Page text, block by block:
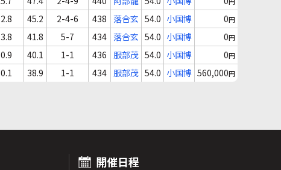
2.8 45.2 2-4-6 438 落合玄 54.0 小国博 0円
3.8 41.8 5-7 434 落合玄 54.0 小国博 0円
0.9 40.1 1-1 436 服部茂 54.0 小国博 0円
0.1 38.9 1-1 434 服部茂 54.0 小国博 560,000円
開催日程